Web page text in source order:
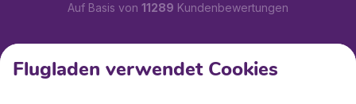
Auf Basis von 11289 Kundenbewertungen
Kundenservice
Flugladen verwendet Cookies